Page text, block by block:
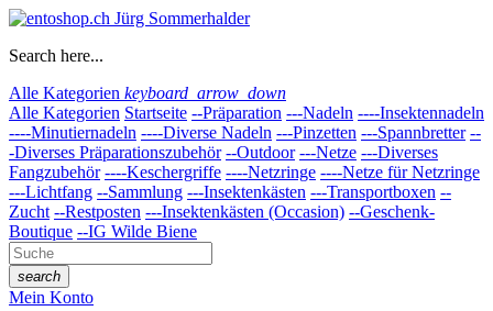
Search here...
Alle Kategorien keyboard_arrow_down
Alle Kategorien Startseite --Präparation ---Nadeln ----Insektennadeln
----Minutiernadeln ----Diverse Nadeln ---Pinzetten ---Spannbretter --
-Diverses Präparationszubehör --Outdoor ---Netze ---Diverses
Fangzubehör ----Keschergriffe ----Netzringe ----Netze für Netzringe
---Lichtfang --Sammlung ---Insektenkästen ---Transportboxen --
Zucht --Restposten ---Insektenkästen (Occasion) --Geschenk-
Boutique --IG Wilde Biene
search
Mein Konto